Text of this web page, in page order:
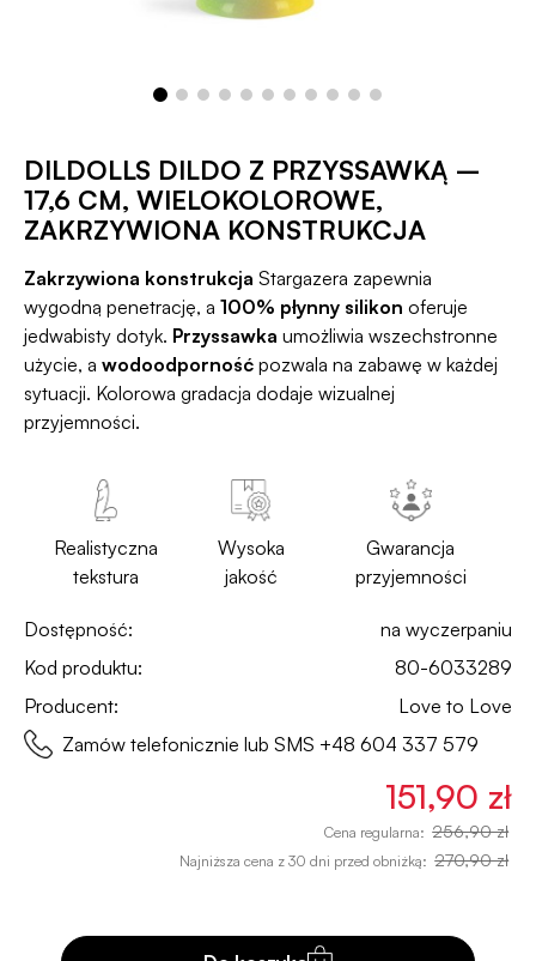
DILDOLLS DILDO Z PRZYSSAWKĄ –
17,6 CM, WIELOKOLOROWE,
ZAKRZYWIONA KONSTRUKCJA
Zakrzywiona konstrukcja Stargazera zapewnia
wygodną penetrację, a 100% płynny silikon oferuje
jedwabisty dotyk. Przyssawka umożliwia wszechstronne
użycie, a wodoodporność pozwala na zabawę w każdej
sytuacji. Kolorowa gradacja dodaje wizualnej
przyjemności.
Realistyczna
tekstura
Wysoka
jakość
Gwarancja
przyjemności
Dostępność:
na wyczerpaniu
Kod produktu:
80-6033289
Producent:
Love to Love
Zamów telefonicznie lub SMS +48 604 337 579
151,90 zł
Cena regularna: 256,90 zł
Najniższa cena z 30 dni przed obniżką: 270,90 zł